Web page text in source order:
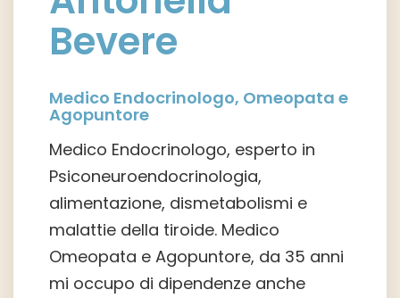
Bevere
Medico Endocrinologo, Omeopata e
Agopuntore
Medico Endocrinologo, esperto in
Psiconeuroendocrinologia,
alimentazione, dismetabolismi e
malattie della tiroide. Medico
Omeopata e Agopuntore, da 35 anni
mi occupo di dipendenze anche